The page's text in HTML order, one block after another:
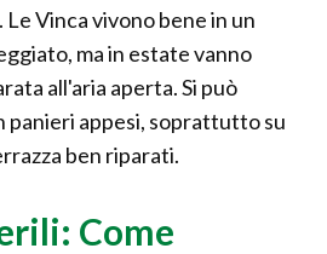
Vinca vivono bene in un
ma in estate vanno
all'aria aperta. Si può
panieri appesi, soprattutto su
ben riparati.
Come